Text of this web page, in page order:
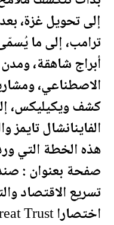
إلى تحويل غزة،
ترامب، إلى ما
أبراج شاهقة،
الاصطناعي،
كشف ويكيليكس،
الفاينانشال
صفحة بعنوان :
تسريع الاقتصاد
اختصارا Great Trust .